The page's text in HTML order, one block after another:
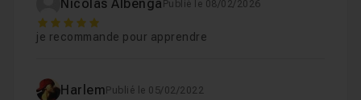
Nicolas Albenga Publié le 08/02/2026
5
je recommande pour apprendre
Harlem Publié le 05/02/2022